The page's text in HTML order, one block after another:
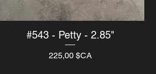
Aperçu rapide
#543 - Petty - 2.85"
Prix
225,00 $CA